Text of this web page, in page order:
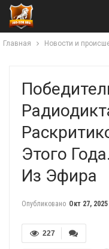
Главная Новости и
Этого
Из Эфира
Опубликовано Окт 27, 2025
227